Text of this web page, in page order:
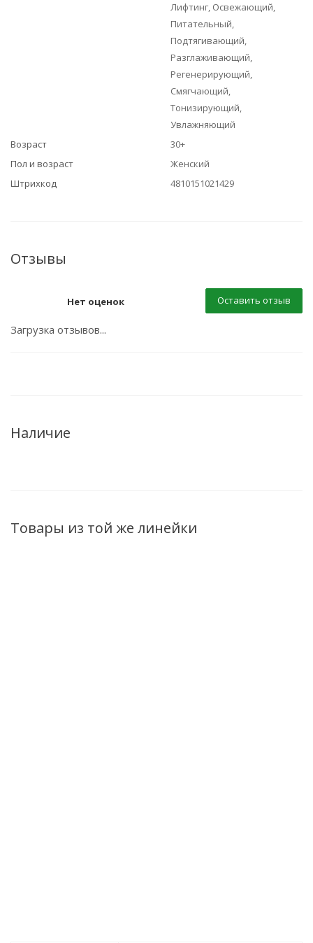
Лифтинг, Освежающий,
Питательный,
Подтягивающий,
Разглаживающий,
Регенерирующий,
Смягчающий,
Тонизирующий,
Увлажняющий
Возраст
30+
Пол и возраст
Женский
Штрихкод
4810151021429
Отзывы
Нет оценок Оставить отзыв
Загрузка отзывов...
Наличие
Товары из той же линейки